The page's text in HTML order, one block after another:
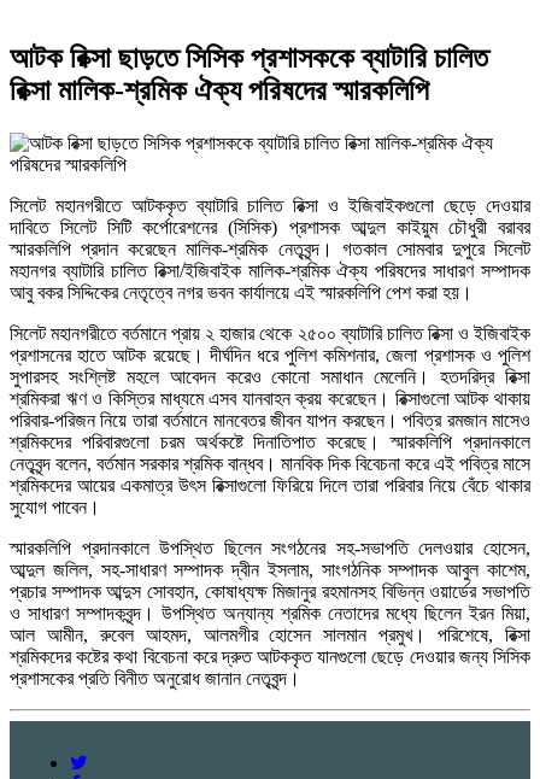
আটক রিক্সা ছাড়তে সিসিক প্রশাসককে ব্যাটারি চালিত
রিক্সা মালিক-শ্রমিক ঐক্য পরিষদের স্মারকলিপি
সিলেট মহানগরীতে আটককৃত ব্যাটারি চালিত রিক্সা ও ইজিবাইকগুলো ছেড়ে দেওয়ার
দাবিতে সিলেট সিটি কর্পোরেশনের (সিসিক) প্রশাসক আব্দুল কাইয়ুম চৌধুরী বরাবর
স্মারকলিপি প্রদান করেছেন মালিক-শ্রমিক নেতৃবৃন্দ। গতকাল সোমবার দুপুরে সিলেট
মহানগর ব্যাটারি চালিত রিক্সা/ইজিবাইক মালিক-শ্রমিক ঐক্য পরিষদের সাধারণ সম্পাদক
আবু বকর সিদ্দিকের নেতৃত্বে নগর ভবন কার্যালয়ে এই স্মারকলিপি পেশ করা হয়।
সিলেট মহানগরীতে বর্তমানে প্রায় ২ হাজার থেকে ২৫০০ ব্যাটারি চালিত রিক্সা ও ইজিবাইক
প্রশাসনের হাতে আটক রয়েছে। দীর্ঘদিন ধরে পুলিশ কমিশনার, জেলা প্রশাসক ও পুলিশ
সুপারসহ সংশ্লিষ্ট মহলে আবেদন করেও কোনো সমাধান মেলেনি। হতদরিদ্র রিক্সা
শ্রমিকরা ঋণ ও কিস্তির মাধ্যমে এসব যানবাহন ক্রয় করেছেন। রিক্সাগুলো আটক থাকায়
পরিবার-পরিজন নিয়ে তারা বর্তমানে মানবেতর জীবন যাপন করছেন। পবিত্র রমজান মাসেও
শ্রমিকদের পরিবারগুলো চরম অর্থকষ্টে দিনাতিপাত করেছে। স্মারকলিপি প্রদানকালে
নেতৃবৃন্দ বলেন, বর্তমান সরকার শ্রমিক বান্ধব। মানবিক দিক বিবেচনা করে এই পবিত্র মাসে
শ্রমিকদের আয়ের একমাত্র উৎস রিক্সাগুলো ফিরিয়ে দিলে তারা পরিবার নিয়ে বেঁচে থাকার
সুযোগ পাবেন।
স্মারকলিপি প্রদানকালে উপস্থিত ছিলেন সংগঠনের সহ-সভাপতি দেলওয়ার হোসেন,
আব্দুল জলিল, সহ-সাধারণ সম্পাদক দ্বীন ইসলাম, সাংগঠনিক সম্পাদক আবুল কাশেম,
প্রচার সম্পাদক আব্দুস সোবহান, কোষাধ্যক্ষ মিজানুর রহমানসহ বিভিন্ন ওয়ার্ডের সভাপতি
ও সাধারণ সম্পাদকবৃন্দ। উপস্থিত অন্যান্য শ্রমিক নেতাদের মধ্যে ছিলেন ইরন মিয়া,
আল আমীন, রুবেল আহমদ, আলমগীর হোসেন সালমান প্রমুখ। পরিশেষে, রিক্সা
শ্রমিকদের কষ্টের কথা বিবেচনা করে দ্রুত আটককৃত যানগুলো ছেড়ে দেওয়ার জন্য সিসিক
প্রশাসকের প্রতি বিনীত অনুরোধ জানান নেতৃবৃন্দ।